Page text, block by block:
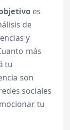
es
de
y
más
tu
son
sociales
tu